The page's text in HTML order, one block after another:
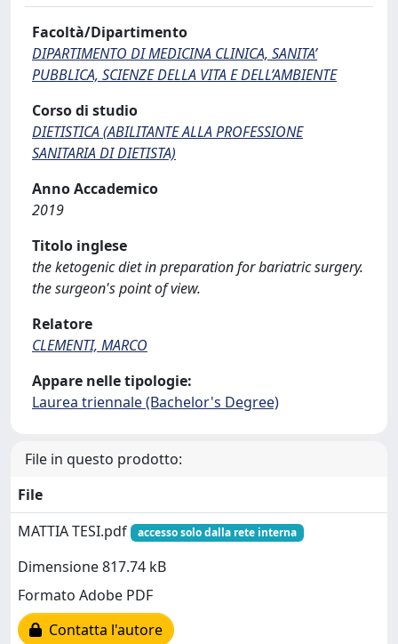
Facoltà/Dipartimento
DIPARTIMENTO DI MEDICINA CLINICA, SANITA’
PUBBLICA, SCIENZE DELLA VITA E DELL’AMBIENTE
Corso di studio
DIETISTICA (ABILITANTE ALLA PROFESSIONE
SANITARIA DI DIETISTA)
Anno Accademico
2019
Titolo inglese
the ketogenic diet in preparation for bariatric surgery.
the surgeon's point of view.
Relatore
CLEMENTI, MARCO
Appare nelle tipologie:
Laurea triennale (Bachelor's Degree)
File in questo prodotto:
File
MATTIA TESI.pdf
accesso solo dalla rete interna
Dimensione 817.74 kB
Formato Adobe PDF
Contatta l'autore